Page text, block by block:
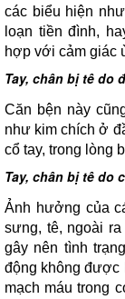
các biểu hiện
loạn tiền đình,
hợp với cảm giác
Tay, chân bị tê do
Căn bện này
như kim chích ở
cổ tay, trong lòng
Tay, chân bị tê do
Ảnh hưởng của
sưng, tê, ngoài
gây nên tình
động không được
mạch máu trong